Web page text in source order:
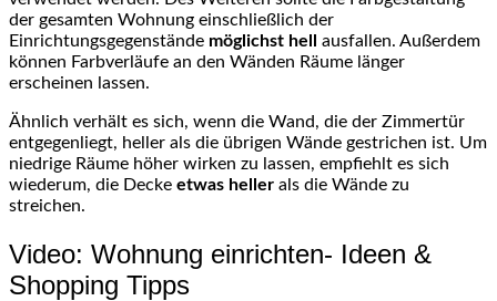
der gesamten Wohnung einschließlich der
Einrichtungsgegenstände möglichst hell
ausfallen. Außerdem
können Farbverläufe an den Wänden Räume länger
erscheinen lassen.
Ähnlich verhält es sich, wenn die Wand, die der Zimmertür
entgegenliegt, heller als die übrigen Wände gestrichen ist. Um
niedrige Räume höher wirken zu lassen, empfiehlt es sich
wiederum, die Decke etwas heller als die Wände zu
streichen.
Video: Wohnung einrichten- Ideen &
Shopping Tipps